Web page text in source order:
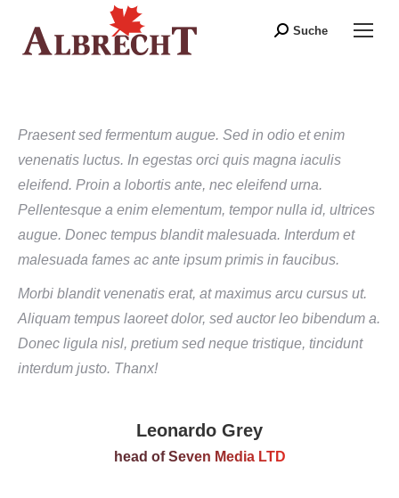
Search:
Suche
Praesent sed fermentum augue. Sed in odio et enim
venenatis luctus. In egestas orci quis magna iaculis
eleifend. Proin a lobortis ante, nec eleifend urna.
Pellentesque a enim elementum, tempor nulla id, ultrices
augue. Donec tempus blandit malesuada. Interdum et
malesuada fames ac ante ipsum primis in faucibus.
Morbi blandit venenatis erat, at maximus arcu cursus ut.
Aliquam tempus laoreet dolor, sed auctor leo bibendum a.
Donec ligula nisl, pretium sed neque tristique, tincidunt
interdum justo. Thanx!
Leonardo Grey
head of Seven Media LTD